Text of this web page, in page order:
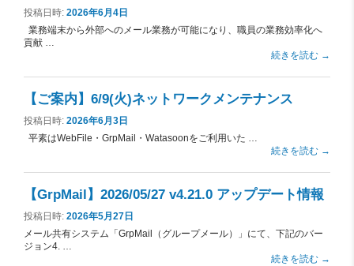
投稿日時: 2026年6月4日
業務端末から外部へのメール業務が可能になり、職員の業務効率化へ
貢献 …
続きを読む →
【ご案内】6/9(火)ネットワークメンテナンス
投稿日時: 2026年6月3日
平素はWebFile・GrpMail・Watasoonをご利用いた …
続きを読む →
【GrpMail】2026/05/27 v4.21.0 アップデート情報
投稿日時: 2026年5月27日
メール共有システム「GrpMail（グループメール）」にて、下記のバー
ジョン4. …
続きを読む →